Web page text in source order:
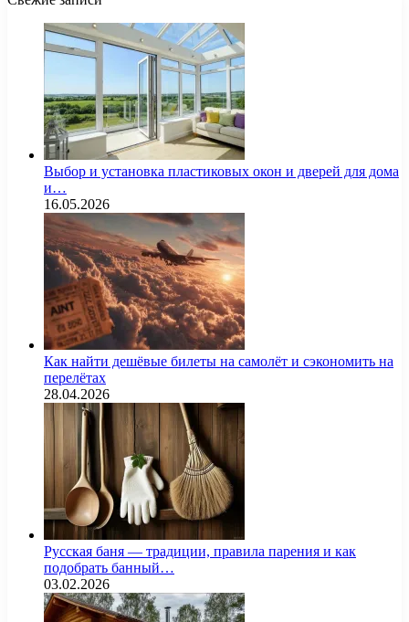
Выбор и установка пластиковых окон и дверей для дома
и…
16.05.2026
Как найти дешёвые билеты на самолёт и сэкономить на
перелётах
28.04.2026
Русская баня — традиции, правила парения и как
подобрать банный…
03.02.2026